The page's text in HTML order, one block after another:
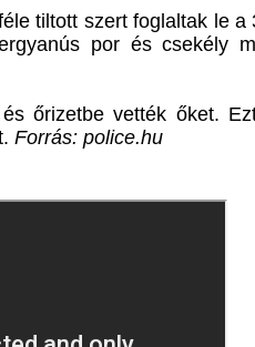
tiltott szert foglaltak le a
por és csekély
őrizetbe vették őket.
Forrás: police.hu